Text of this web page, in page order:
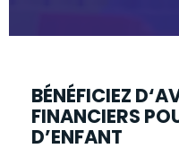
BÉNÉFICIEZ
FINANCIERS
D’ENFANT